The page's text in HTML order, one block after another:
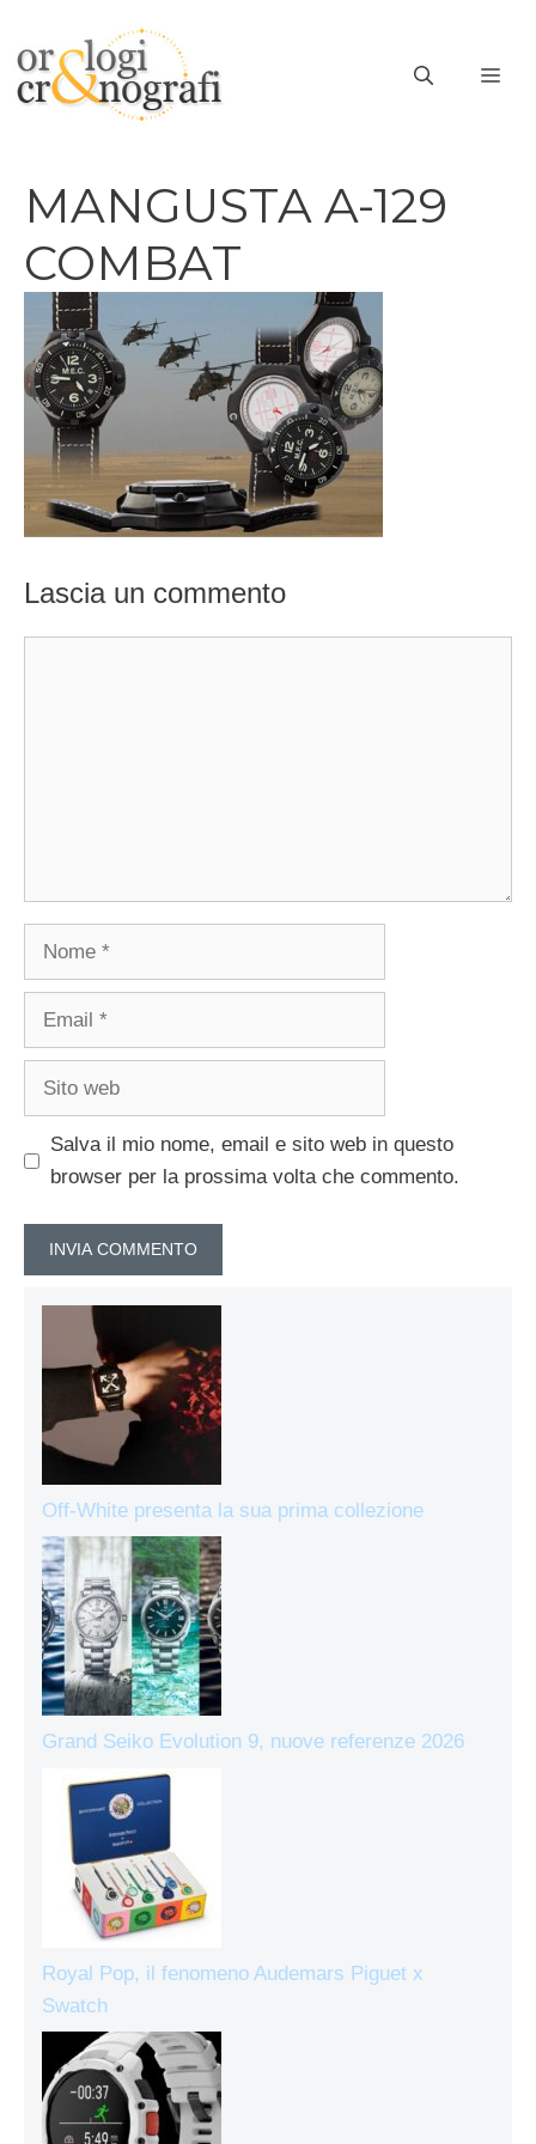
contenuto
MANGUSTA A-129
COMBAT
Lascia un commento
Nome
Email
Sito
Salva il mio nome, email e sito web in questo
browser per la prossima volta che commento.
Off-White presenta la sua prima collezione
Grand Seiko Evolution 9, nuove referenze 2026
Royal Pop, il fenomeno Audemars Piguet x
Swatch